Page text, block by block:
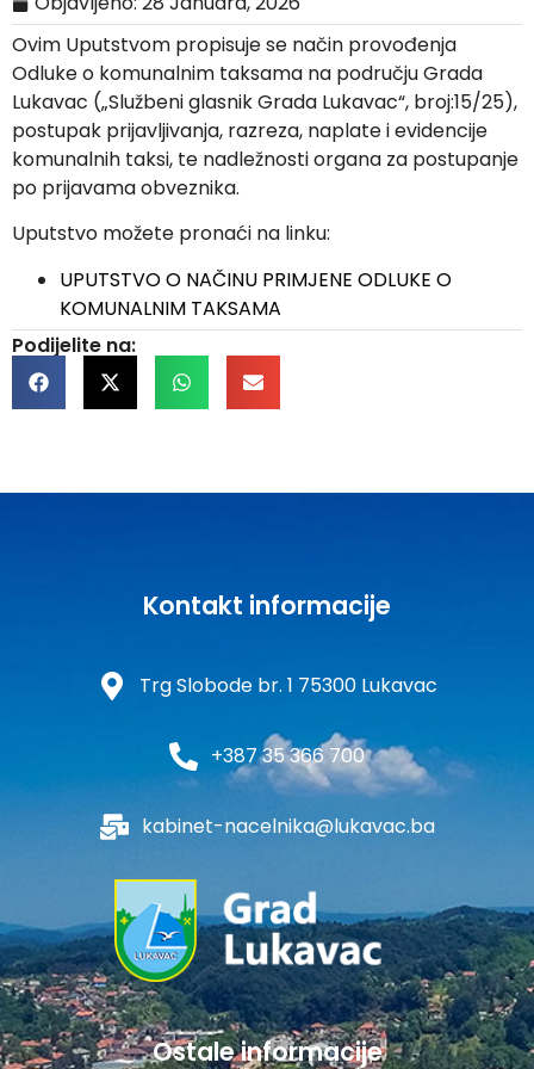
Ovim Uputstvom propisuje se način provođenja
Odluke o komunalnim taksama na području Grada
Lukavac („Službeni glasnik Grada Lukavac“, broj:15/25),
postupak prijavljivanja, razreza, naplate i evidencije
komunalnih taksi, te nadležnosti organa za postupanje
po prijavama obveznika.
Uputstvo možete pronaći na linku:
UPUTSTVO O NAČINU PRIMJENE ODLUKE O
KOMUNALNIM TAKSAMA
Podijelite na:
Kontakt informacije
Trg Slobode br. 1 75300 Lukavac
+387 35 366 700
kabinet-nacelnika@lukavac.ba
Ostale informacije